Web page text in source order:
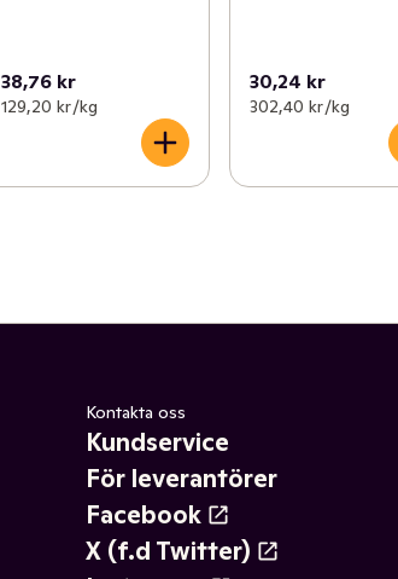
38,76 kr
129,20 kr /kg
30,24 kr
302,40 kr /kg
Kontakta oss
Kundservice
För leverantörer
Facebook
X (f.d Twitter)